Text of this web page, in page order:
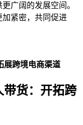
广阔的发展空间。
加紧密，共同促进
展跨境电商渠道
货：开拓跨